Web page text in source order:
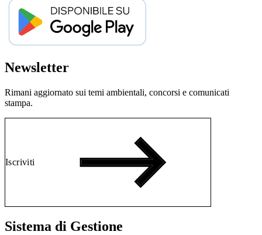
Newsletter
Rimani aggiornato sui temi ambientali, concorsi e comunicati
stampa.
Iscriviti
Sistema di Gestione